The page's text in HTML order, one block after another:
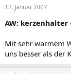
12. Januar 2007
AW: kerzenhalter
Mit sehr warmem
uns besser als der